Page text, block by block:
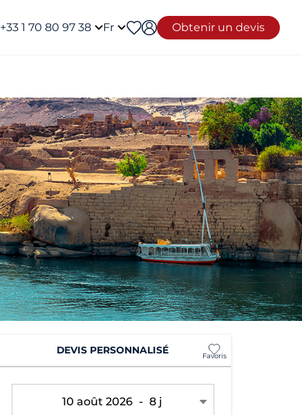
+33 1 70 80 97 38 Fr Obtenir un devis
DEVIS PERSONNALISÉ Favoris
10 août 2026 - 8 j